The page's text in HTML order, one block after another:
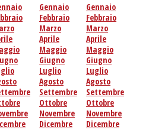
Gennaio
Febbraio
Marzo
Aprile
Maggio
Giugno
Luglio
Agosto
Settembre
Ottobre
Novembre
Dicembre
Gennaio
Febbraio
Marzo
Aprile
Maggio
Giugno
Luglio
Agosto
Settembre
Ottobre
Novembre
Dicembre